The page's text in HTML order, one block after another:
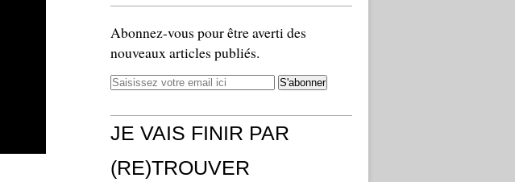
Abonnez-vous pour être averti des
nouveaux articles publiés.
JE VAIS FINIR PAR
(RE)TROUVER